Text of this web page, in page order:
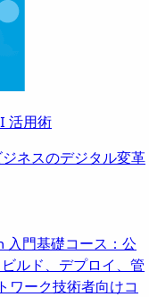
活用術
ネスのデジタル変革
入門基礎コース：公
ルド、デプロイ、管
ワーク技術者向けコ